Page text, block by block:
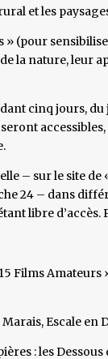
et les
» (pour
la nature, leur
cinq jours, du
– sur le site
24 – dans
libre
Films Amateurs
Escale
: les Dessous